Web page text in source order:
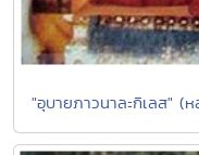
"อุบายภาวนาละกิเลส" (